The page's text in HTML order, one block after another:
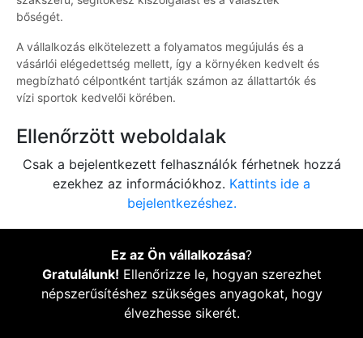
bőségét.
A vállalkozás elkötelezett a folyamatos megújulás és a
vásárlói elégedettség mellett, így a környéken kedvelt és
megbízható célpontként tartják számon az állattartók és
vízi sportok kedvelői körében.
Ellenőrzött weboldalak
Csak a bejelentkezett felhasználók férhetnek hozzá
ezekhez az információkhoz. Kattints ide a
bejelentkezéshez.
Ez az Ön vállalkozása?
Gratulálunk! Ellenőrizze le, hogyan szerezhet
népszerűsítéshez szükséges anyagokat, hogy
élvezhesse sikerét.